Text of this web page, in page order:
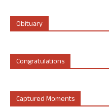
Obituary
Congratulations
Captured Moments